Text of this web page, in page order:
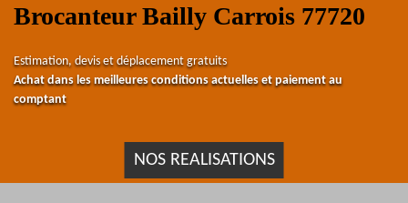
Brocanteur Bailly Carrois 77720
Estimation, devis et déplacement gratuits
Achat dans les meilleures conditions actuelles et paiement au
comptant
NOS REALISATIONS